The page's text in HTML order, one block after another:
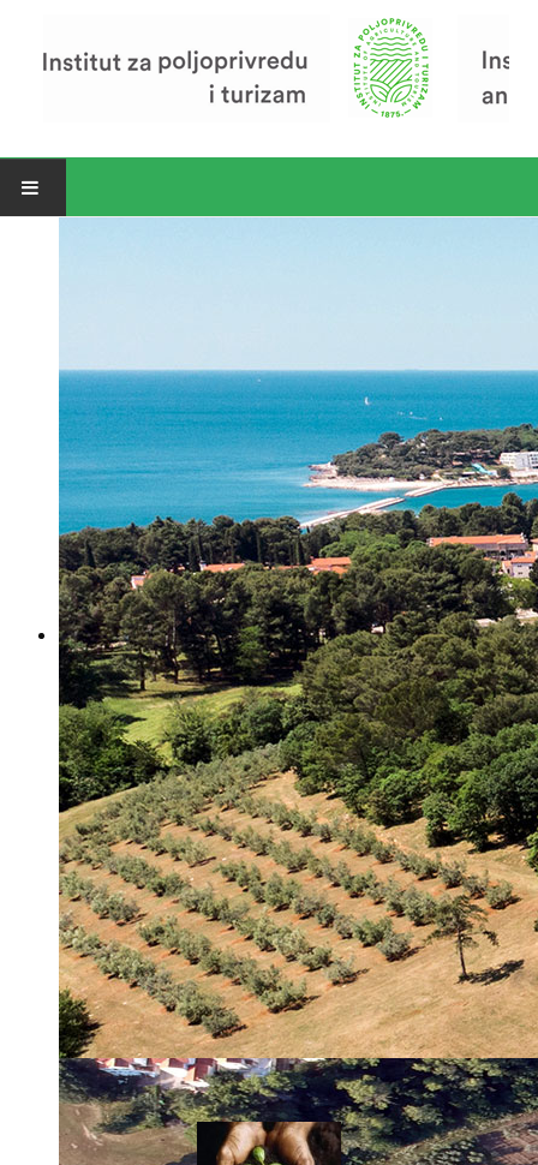
Zavod za poljoprivredu i prehranu
Zavod za ekonomiku i razvoj poljoprivrede
Zavod za turizam
Pokusno poljoprivredno imanje
Zaposlenici
Euraxess
Misija i vizija
Upravno Vijeće
Rad Upravnog vijeća
Znanstveno Vijeće
Rad Znanstvenog vijeća
Etičko povjerenstvo
Etički kodeks
Financiranje
Proračun
Potpore
PROGRAMSKO FINANCIRANJE
Izvještavanje po uredbi
Projekti Instituta
Dialogue4Tourism
REVIVE
WASTEREDUCE
MITOMED+
WINTERMED
CASTWATER
INHERIT
CONSUMLESS PLUS
IstraOILFest
ARHIVA PROJEKATA
IstraECOinclusive